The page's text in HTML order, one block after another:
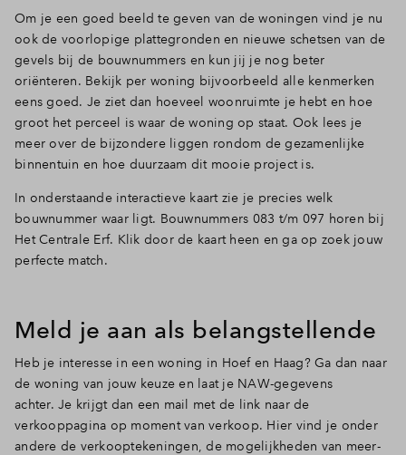
Inloggen
Om je een goed beeld te geven van de woningen vind je nu
ook de voorlopige plattegronden en nieuwe schetsen van de
gevels bij de bouwnummers en kun jij je nog beter
oriënteren. Bekijk per woning bijvoorbeeld alle kenmerken
eens goed. Je ziet dan hoeveel woonruimte je hebt en hoe
groot het perceel is waar de woning op staat. Ook lees je
meer over de bijzondere liggen rondom de gezamenlijke
binnentuin en hoe duurzaam dit mooie project is.
In onderstaande interactieve kaart zie je precies welk
bouwnummer waar ligt. Bouwnummers 083 t/m 097 horen bij
Het Centrale Erf. Klik door de kaart heen en ga op zoek jouw
perfecte match.
Meld je aan als belangstellende
Heb je interesse in een woning in Hoef en Haag? Ga dan naar
de woning van jouw keuze en laat je NAW-gegevens
achter. Je krijgt dan een mail met de link naar de
verkooppagina op moment van verkoop. Hier vind je onder
andere de verkooptekeningen, de mogelijkheden van meer-